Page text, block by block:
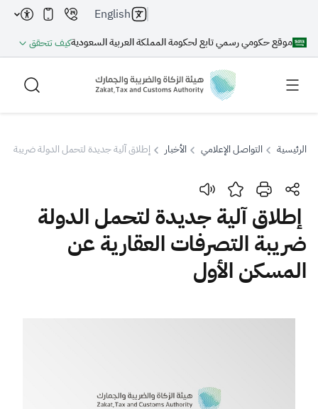
موقع حكومي رسمي تابع لحكومة المملكة العربية السعوديةكيف تتحقق
English
بحث
بحث بحث AI
الزكاة الجمارك
ضريبة القيمة المضافة
الرئيسية التواصل الإعلامي الأخبار إطلاق آلية جديدة لتحمل الدولة ضريبة
إطلاق آلية جديدة لتحمل الدولة
ضريبة التصرفات العقارية عن
المسكن الأول